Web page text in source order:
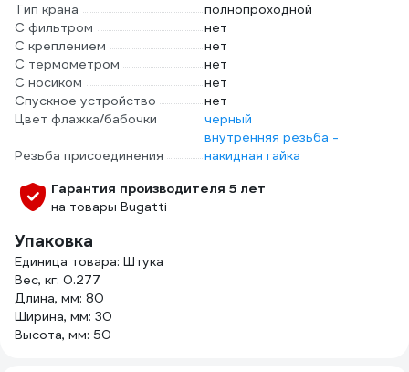
Тип крана
полнопроходной
С фильтром
нет
С креплением
нет
С термометром
нет
С носиком
нет
Спускное устройство
нет
Цвет флажка/бабочки
черный
Резьба присоединения
внутренняя резьба -
накидная гайка
Гарантия производителя 5 лет
на товары Bugatti
Упаковка
Единица товара: Штука
Вес, кг: 0.277
Длина, мм: 80
Ширина, мм: 30
Высота, мм: 50